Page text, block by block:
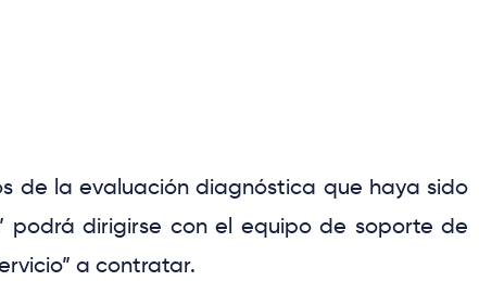
de la evaluación diagnóstica que haya sido
podrá dirigirse con el equipo de soporte de
a contratar.